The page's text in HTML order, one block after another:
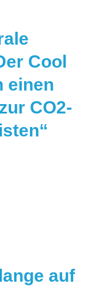
Cool
einen
CO2-
auf